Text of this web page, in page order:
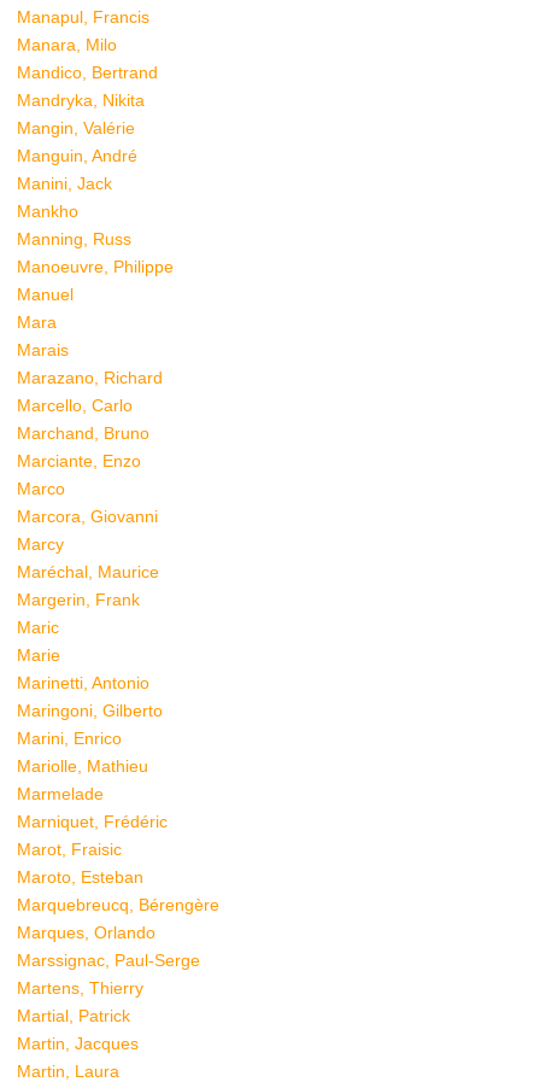
Manapul, Francis
Manara, Milo
Mandico, Bertrand
Mandryka, Nikita
Mangin, Valérie
Manguin, André
Manini, Jack
Mankho
Manning, Russ
Manoeuvre, Philippe
Manuel
Mara
Marais
Marazano, Richard
Marcello, Carlo
Marchand, Bruno
Marciante, Enzo
Marco
Marcora, Giovanni
Marcy
Maréchal, Maurice
Margerin, Frank
Maric
Marie
Marinetti, Antonio
Maringoni, Gilberto
Marini, Enrico
Mariolle, Mathieu
Marmelade
Marniquet, Frédéric
Marot, Fraisic
Maroto, Esteban
Marquebreucq, Bérengère
Marques, Orlando
Marssignac, Paul-Serge
Martens, Thierry
Martial, Patrick
Martin, Jacques
Martin, Laura